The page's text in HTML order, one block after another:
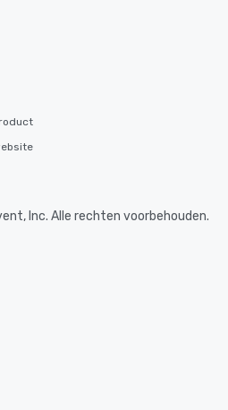
Inc. Alle rechten voorbehouden.